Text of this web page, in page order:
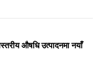
औषधि उत्पादनमा नयाँ